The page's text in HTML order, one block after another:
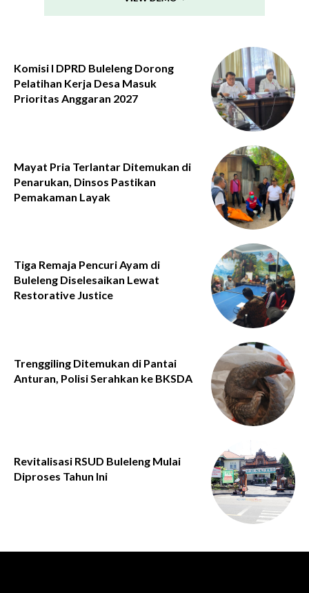
Komisi I DPRD Buleleng Dorong
Pelatihan Kerja Desa Masuk
Prioritas Anggaran 2027
Mayat Pria Terlantar Ditemukan di
Penarukan, Dinsos Pastikan
Pemakaman Layak
Tiga Remaja Pencuri Ayam di
Buleleng Diselesaikan Lewat
Restorative Justice
Trenggiling Ditemukan di Pantai
Anturan, Polisi Serahkan ke BKSDA
Revitalisasi RSUD Buleleng Mulai
Diproses Tahun Ini